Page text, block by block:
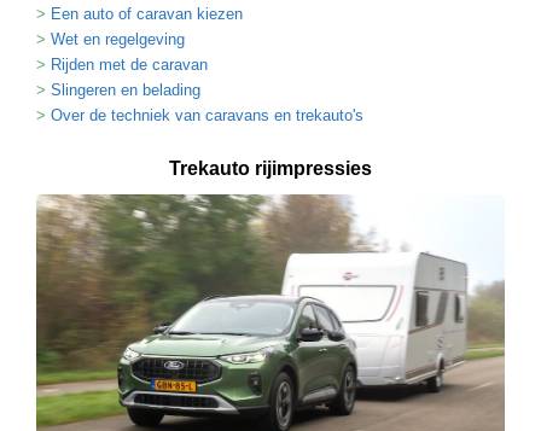
Een auto of caravan kiezen
Wet en regelgeving
Rijden met de caravan
Slingeren en belading
Over de techniek van caravans en trekauto's
Trekauto rijimpressies